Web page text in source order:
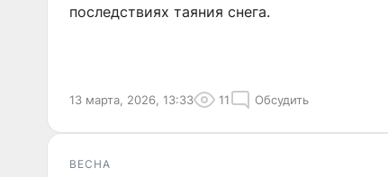
последствиях таяния снега.
13 марта, 2026, 13:33 11 Обсудить
ВЕСНА